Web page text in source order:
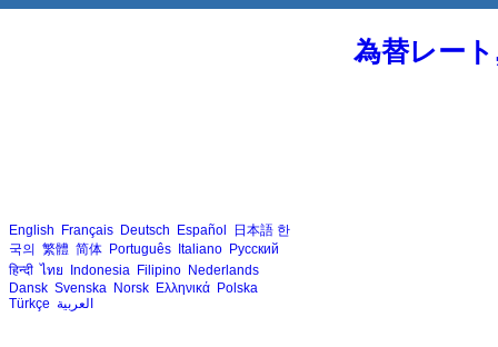
為替レー
English Français Deutsch Español 日本語 한
국의 繁體 简体 Português Italiano Русский
हिन्दी ไทย Indonesia Filipino Nederlands
Dansk Svenska Norsk Ελληνικά Polska
Türkçe العربية